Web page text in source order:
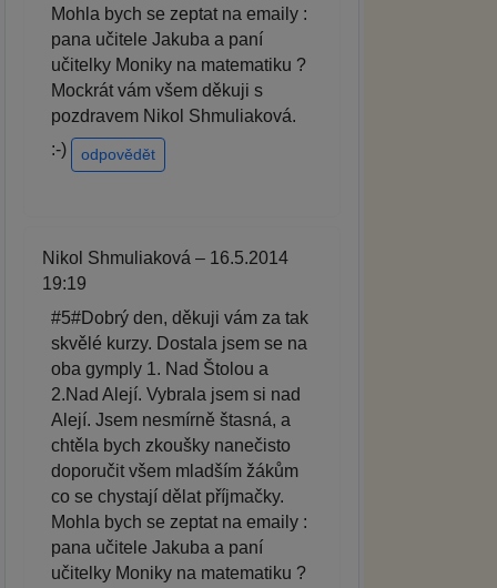
Mohla bych se zeptat na emaily :
pana učitele Jakuba a paní
učitelky Moniky na matematiku ?
Mockrát vám všem děkuji s
pozdravem Nikol Shmuliaková.
:-)
odpovědět
Nikol Shmuliaková – 16.5.2014
19:19
#5#Dobrý den, děkuji vám za tak
skvělé kurzy. Dostala jsem se na
oba gymply 1. Nad Štolou a
2.Nad Alejí. Vybrala jsem si nad
Alejí. Jsem nesmírně štasná, a
chtěla bych zkoušky nanečisto
doporučit všem mladším žákům
co se chystají dělat příjmačky.
Mohla bych se zeptat na emaily :
pana učitele Jakuba a paní
učitelky Moniky na matematiku ?